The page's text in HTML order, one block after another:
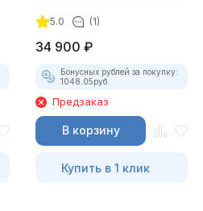
5.0 (1)
34 900 ₽
Бонусных рублей за покупку:
1048.05руб.
Предзаказ
В корзину
Купить в 1 клик